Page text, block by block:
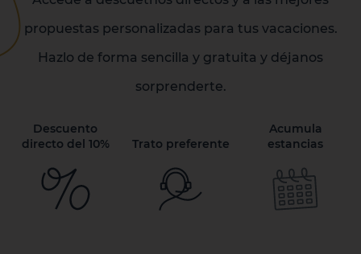
propuestas personalizadas para tus vacaciones.
Hazlo de forma sencilla y gratuita y déjanos
sorprenderte.
Descuento
directo del 10%
Trato preferente
Acumula
estancias